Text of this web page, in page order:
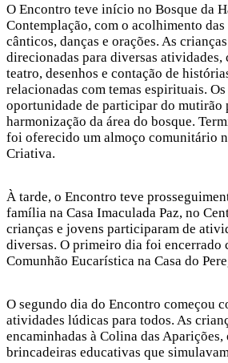
O Encontro teve início no Bosque da
Contemplação, com o acolhimento
cânticos, danças e orações. As
direcionadas para diversas atividades,
teatro, desenhos e contação de
relacionadas com temas espirituais.
oportunidade de participar do mutirão
harmonização da área do bosque.
foi oferecido um almoço comunitário
Criativa.
À tarde, o Encontro teve
família na Casa Imaculada Paz, no
crianças e jovens participaram de
diversas. O primeiro dia foi encerrado
Comunhão Eucarística na Casa do
O segundo dia do Encontro começou
atividades lúdicas para todos. As
encaminhadas à Colina das
brincadeiras educativas que